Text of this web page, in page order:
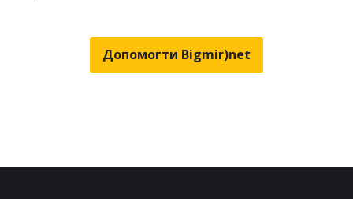
Допомогти Bigmir)net